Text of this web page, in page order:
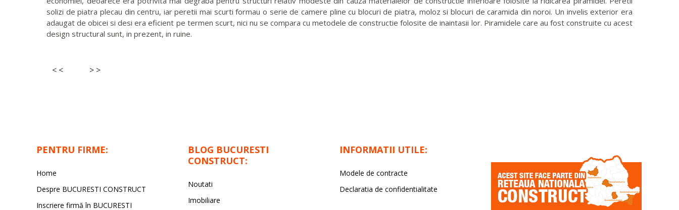
solizi de piatra plecau din centru, iar peretii mai scurti formau o serie de camere pline cu blocuri de piatra, moloz si blocuri de caramida din noroi. Un invelis exterior era
adaugat de obicei si desi era eficient pe termen scurt, nici nu se compara cu metodele de constructie folosite de inaintasii lor. Piramidele care au fost construite cu acest
design structural sunt, in prezent, in ruine.
< < > >
PENTRU FIRME:
Home
Despre BUCURESTI CONSTRUCT
Inscriere firmă în BUCURESTI
BLOG BUCURESTI
CONSTRUCT:
Noutati
Imobiliare
INFORMATII UTILE:
Modele de contracte
Declaratia de confidentialitate